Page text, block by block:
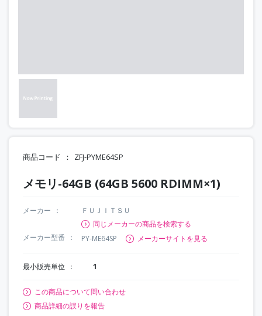
商品コード ZFJ-PYME64SP
メモリ-64GB (64GB 5600 RDIMM×1)
メーカー
ＦＵＪＩＴＳＵ
同じメーカーの商品を検索する
メーカー型番
PY-ME64SP メーカーサイトを見る
最小販売単位 1
この商品について問い合わせ
商品詳細の誤りを報告